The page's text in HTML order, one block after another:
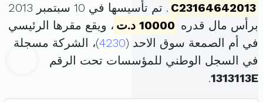
C23164642013
. تم تأسيسها في 10 سبتمبر 2013
برأس مال قدره 10000 د.ت
، ويقع مقرها الرئيسي
في أم الصمعة سوق الاحد (4230)، الشركة مسجلة
في السجل الوطني للمؤسسات تحت الرقم
1313113E
.